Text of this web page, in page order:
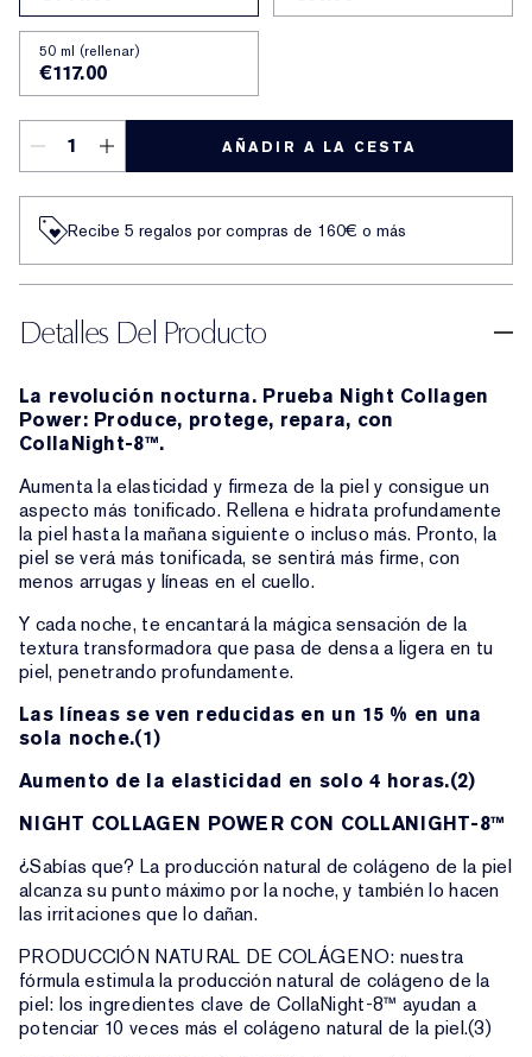
50 ml (rellenar)
€117.00
AÑADIR A LA CESTA
Recibe 5 regalos por compras de 160€ o más
Detalles Del Producto
La revolución nocturna. Prueba Night Collagen
Power: Produce, protege, repara, con
CollaNight-8™.
Aumenta la elasticidad y firmeza de la piel y consigue un
aspecto más tonificado. Rellena e hidrata profundamente
la piel hasta la mañana siguiente o incluso más. Pronto, la
piel se verá más tonificada, se sentirá más firme, con
menos arrugas y líneas en el cuello.
Y cada noche, te encantará la mágica sensación de la
textura transformadora que pasa de densa a ligera en tu
piel, penetrando profundamente.
Las líneas se ven reducidas en un 15 % en una
sola noche.(1)
Aumento de la elasticidad en solo 4 horas.(2)
NIGHT COLLAGEN POWER CON COLLANIGHT-8™
¿Sabías que? La producción natural de colágeno de la piel
alcanza su punto máximo por la noche, y también lo hacen
las irritaciones que lo dañan.
PRODUCCIÓN NATURAL DE COLÁGENO: nuestra
fórmula estimula la producción natural de colágeno de la
piel: los ingredientes clave de CollaNight-8™ ayudan a
potenciar 10 veces más el colágeno natural de la piel.(3)